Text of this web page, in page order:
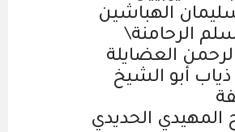
الهباشين
الرحامنة\
العضايلة
أبو الشيخ
المهيدي الحديدي